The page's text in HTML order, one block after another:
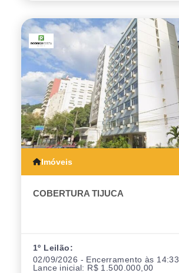
Imóveis
COBERTURA TIJUCA
1º Leilão:
02/09/2026 - Encerramento às 14:33
Lance inicial: R$ 1.500.000,00